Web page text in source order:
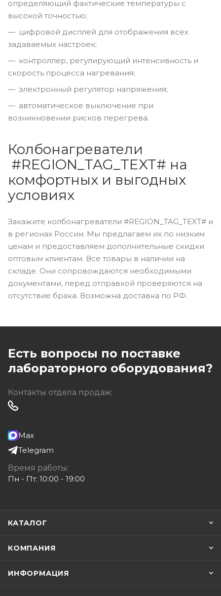
определяющий фактические температуры с
высокой точностью;
цифровой дисплей для отображения всех
задаваемых настроек;
контроллер, регулирующий интенсивность и
скорость процесса нагревания;
электронный регулятор напряжения;
автоматическое выключение при
возникновении рисков перегрева.
Колбонагреватели
#REGION_TAG_TEXT# на
комфортных и выгодных
условиях
Закажите колбонагреватели #REGION_TAG_TEXT# и
в регионах России. Мы предлагаем их по низким
ценам и предоставляем дополнительные скидки
оптовым клиентам. Все товары в наличии на
складе. Они сопровождаются необходимыми
документами, перед отправкой проверяются на
отсутствие брака. Возможна доставка по РФ.
Есть вопросы по поставке
лабораторного оборудования?
Контакты отдела продаж:
Max
Telegram
Время работы:
Пн - Пт: 10:00 - 19:00
КАТАЛОГ
КОМПАНИЯ
ИНФОРМАЦИЯ